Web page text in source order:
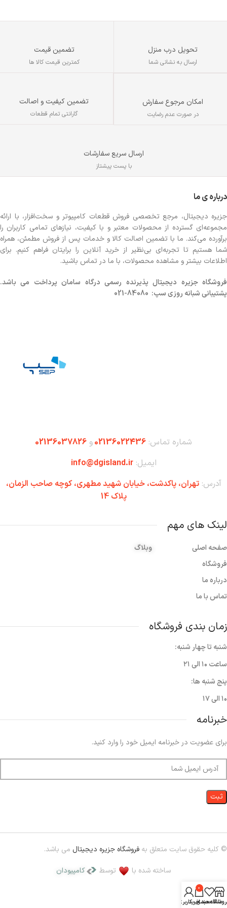
تحویل درب منزل
ارسال به نشانی شما
تضمین قیمت
کمترین قیمت کالا ها
امکان مرجوع سفارش
در صورت عدم رضایت
تضمین کیفیت و اصالت
گارانتی تمام قطعات
ارسال سریع سفارشات
با پست پیشتاز
درباره ی ما
جزیره دیجیتال، مرجع تخصصی فروش قطعات کامپیوتر و سخت‌افزار، با ارائه
مجموعه‌ای گسترده از محصولات معتبر و با کیفیت، نیازهای تمامی کاربران را
برآورده می‌کند. ما با تضمین اصالت کالا و خدمات پس از فروش مطمئن، همراه
شما هستیم تا تجربه‌ای بی‌نظیر از خرید آنلاین را برایتان فراهم کنیم. برای
اطلاعات بیشتر و مشاهده محصولات، با ما در تماس باشید.
فروشگاهجزیره دیجیتال پذیرنده رسمی درگاه سامان پرداخت می باشد.
پشتیبانی شبانه روزی سپ: 84080-021
شماره تماس: 02136022436و 02136037826
ایمیل:info@dgisland.ir
آدرس:تهران،‌ پاکدشت، خیابان شهید مطهری، کوچه صاحب الزمان،
پلاک 14
لینک های مهم
صفحه اصلی
فروشگاه
درباره ما
تماس با ما
وبلاگ
زمان بندی فروشگاه
شنبه تا چهار شنبه:
ساعت ۱۰ الی ۲۱
پنج شنبه ها:
۱۰ الی ۱۷
خبرنامه
برای عضویت در خبرنامه ایمیل خود را وارد کنید.
© کلیه حقوق سایت متعلق به فروشگاه جزیره دیجیتال می باشد.
ساخته شده با
توسط کامپیودان
علاقه مندی
0
سبد خرید
حساب کاربری من